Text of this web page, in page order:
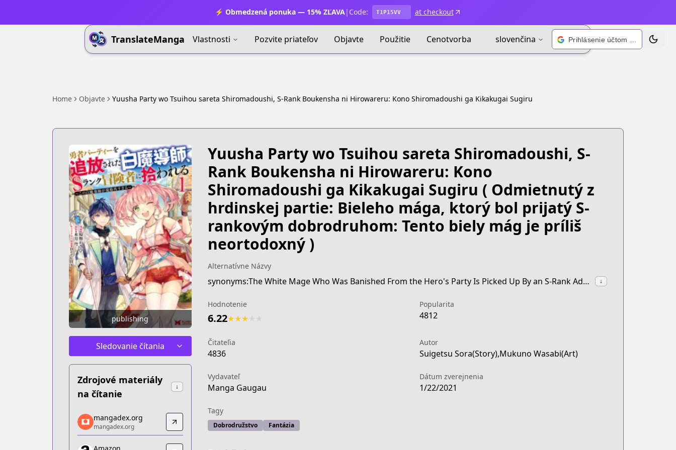
⚡ Obmedzená ponuka — 15% ZĽAVA| Code: T1P15VV at checkout
TranslateManga Vlastnosti Pozvite priateľov Objavte Použitie Cenotvorba slovenčina Zmeniť
Home Objavte Yuusha Party wo Tsuihou sareta Shiromadoushi, S-Rank Boukensha ni Hirowareru: Kono Shiromadoushi ga Kikakugai Sugiru
publishing
Sledovanie čítania
Zdrojové materiály
na čítanie
↓
mangadex.org
mangadex.org
https://mangadex.org/title/d587a5c2-842a-4fc5-a323-cddb5e41a2cb
mangadex.org
mangadex.org
Yuusha Party wo Tsuihou sareta Shiromadoushi, S-
Rank Boukensha ni Hirowareru: Kono
Shiromadoushi ga Kikakugai Sugiru ( Odmietnutý z
hrdinskej partie: Bieleho mága, ktorý bol prijatý S-
rankovým dobrodruhom: Tento biely mág je príliš
neortodoxný )
Alternatívne Názvy
synonyms:The White Mage Who Was Banished From the Hero's Party Is Picked Up By an S-Rank Adventurer: This White Mage Is Too Out of the Ordinary! ↓
Hodnotenie
6.22★★★
Popularita
4812
Čitateľia
4836
Autor
Suigetsu Sora(Story),Mukuno Wasabi(Art)
Vydavateľ
Manga Gaugau
Dátum zverejnenia
1/22/2021
Tagy
Dobrodružstvo Fantázia